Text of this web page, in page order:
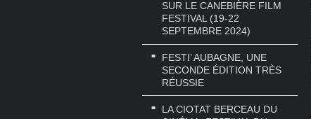
SUR LE CANEBIÈRE FILM
FESTIVAL (19-22
SEPTEMBRE 2024)
FESTI’ AUBAGNE, UNE
SECONDE ÉDITION TRÈS
RÉUSSIE
LA CIOTAT BERCEAU DU